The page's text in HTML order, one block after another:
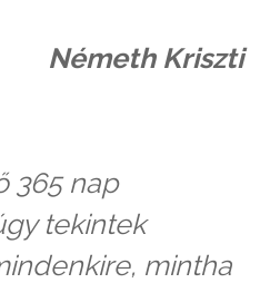
Németh Kriszti
365 nap
tekintek
mintha